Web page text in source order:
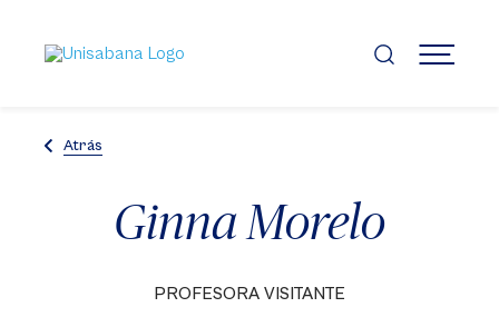
contenido
principal
MENÚ
Atrás
Ginna Morelo
PROFESORA VISITANTE